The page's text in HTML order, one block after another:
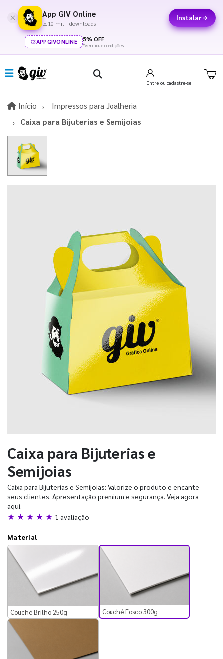
App GIV Online
10 mil+ downloads
Instalar
APPGIVONLINE 5% OFF
*verifique condições
Entre ou cadastre-se
Início InícioImpressos para Joalheria
Caixa para Bijuterias e Semijoias
Caixa para Bijuterias e
Semijoias
Caixa para Bijuterias e Semijoias: Valorize o produto e encante
seus clientes. Apresentação premium e segurança. Veja agora
aqui.
★ ★ ★ ★ ★ 1 avaliação
Material
Couché Brilho 250g Couché Fosco 300g